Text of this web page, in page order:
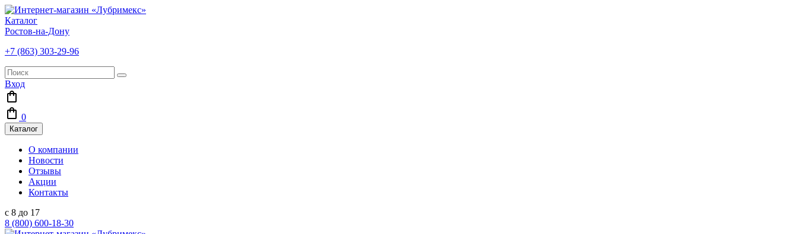
Каталог
Ростов-на-Дону
+7 (863) 303-29-96
Вход
0
Каталог
О компании
Новости
Отзывы
Акции
Контакты
с 8 до 17
8 (800) 600-18-30